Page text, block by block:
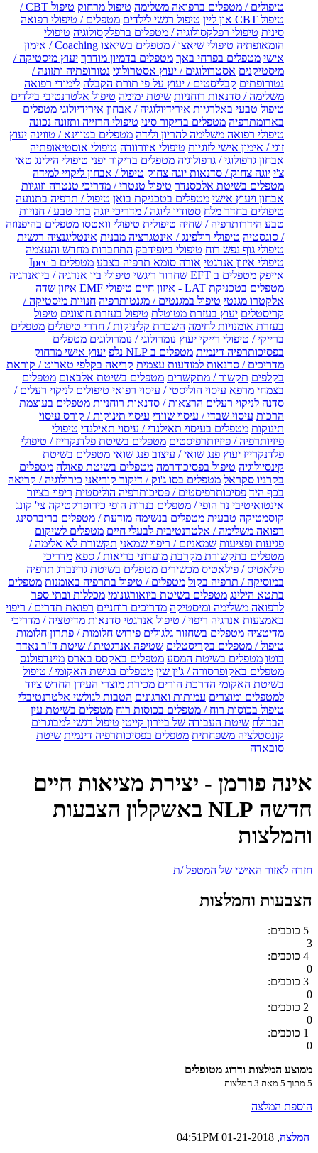
טיפולים / מטפלים ברפואה משלימה טיפול מרחוק
טיפול CBT /
טיפול CBT און ליין
טיפול רגשי לילדים מטפלים / טיפולי רפואה
סינית טיפולי רפלקסולוגיה / מטפלים ברפלקסולוגיה טיפולי
הומאופתיה טיפולי שיאצו / מטפלים בשיאצו
Coaching / אימון
אישי מטפלים בפרחי באך מטפלים בדמיון מודרך יעוץ מיסטיקה /
מיסטיקנים אסטרולוגים / יעוץ אסטרולוגי נטורופתיה ותזונה /
נטורופתים קבליסטים / יעוץ על פי תורת הקבלה לימודי רפואה
משלימה / סדנאות רוחניות שיטת ימימה טיפול אלטרנטיבי בילדים
טיפול טבעי באלרגיות אירידיולוגיה / אבחון אירידיולוגי מטפלים
בארומתרפיה מטפלים בדיקור סיני טיפולי הרזייה ותזונה נכונה
טיפולי רפואה משלימה להריון ולידה מטפלים בטווינא / טווינה יעוץ
זוגי / אימון אישי לזוגיות טיפולי איורוודה טיפולי אוסטיאופתיה
אבחון גרפולוגי / גרפולוגיה מטפלים בדיקור יפני טיפולי הילינג טאי
צ'י יוגה צחוק / סדנאות יוגה צחוק טיפול / אבחון ליקויי למידה
מטפלים בשיטת אלכסנדר טיפול טנטרי / מדריכי טנטרה וזוגיות
אבחון ויעוץ אישי מטפלים בטכניקת בואן טיפול / תרפיה בתנועה
טיפולים בחדר מלח סטודיו ליוגה / מדריכי יוגה בתי טבע / חנויות
טבע הידרותרפיה / שחיה טיפולית טיפולי וואטסו מטפלים בהיפנוזה
/ סוגסטיה טיפולי רולפינג / אינטגרציה מבנית אינטליגנציה רגשית
טיפולי גוף נפש רוח טיפולי ביופידבק התחברות מחדש והעצמה
טיפולי איזון אנרגטי אורה סומא תרפיה בצבע
מטפלים ב Ipec
אייפק מטפלים ב EFT שחרור ריגשי
טיפולי ביו אנרגיה / ביואנרגיה
מטפלים בטכניקת LAT - איזון חיים
טיפולי EMF איזון שדה
אלקטרו מגנטי טיפול במגנטים / מגנטותרפיה חנויות מיסטיקה /
קריסטלים יעוץ בעזרת מטוטלת טיפול בעזרת חוצונים טיפול
בעזרת אומנויות לחימה השכרת קליניקות / חדרי טיפולים מטפלים
ברייקי / טיפולי רייקי יעוץ נומרולוגי / נומרולוגים מטפלים
בפסיכותרפיה דינמית מטפלים ב NLP נלפ
יעוץ אישי מרחוק
מדריכים / סדנאות למודעות עצמית קריאה בקלפי טארוט / קוראת
בקלפים תקשור / מתקשרים מטפלים בשיטת אלבאום מטפלים
בצמחי מרפא עיסוי הוליסטי / עיסוי רפואי טיפולים לניקוי רעלים /
סדנה לניקוי רעלים הרצאות / סדנאות רוחניות מטפלים בעוצמת
הרכות עיסוי שבדי / עיסוי שוודי עיסוי תינוקות / קורס עיסוי
תינוקות מטפלים בעיסוי תאילנדי / עיסוי תאילנדי טיפולי
פיזיותרפיה / פיזיותרפיסטים מטפלים בשיטת פלדנקרייז / טיפולי
פלדנקרייז יעוץ פנג שואי / עיצוב פנג שואי מטפלים בשיטת
קינסיולוגיה טיפול בפסיכודרמה מטפלים בשיטת פאולה מטפלים
בקרניו סקראל מטפלים בסו ג'וק / דיקור קוריאני כירולוגיה / קריאה
בכף היד פסיכותרפיסטים / פסיכותרפיה הוליסטית ריפוי בציור
אינטואיטיבי נר הופי / מטפלים בנרות הופי כירופרקטיקה צי' קונג
קוסמטיקה טבעית מטפלים בנשימה מודעת / מטפלים בריברסינג
רפואה משלימה / אלטרנטיבית לבעלי חיים מטפלים לשיקום
פגיעות ופציעות שמאניזם / ריפוי שמאני תקשורת לא אלימה /
מטפלים בתקשורת מקרבת מועדוני בריאות / ספא מדריכי
פילאטיס / פילאטיס מכשירים מטפלים בשיטת גרינברג תרפיה
במוסיקה / תרפיה בקול מטפלים / טיפול בתרפיה באומנות מטפלים
בתטא הילינג מטפלים בשיטת ביואורגונומי מכללות ובתי ספר
לרפואה משלימה ומיסטיקה מדריכים רוחניים רפואת תדרים / ריפוי
באמצעות אנרגיה ריפוי / טיפול אנרגטי סדנאות מדיטציה / מדריכי
מדיטציה מטפלים בשחזור גלגולים פירוש חלומות / פתרון חלומות
טיפול / מטפלים בקריסטלים שטיפה אנרגטית / שיטת ד"ר נאדר
בוטו מטפלים בשיטת המסע מטפלים באקסס בארס מיינדפולנס
מטפלים באקופרסורה / ג'ין שין מטפלים בגישת האקומי / טיפול
בשיטת האקומי הדרכת הורים מכירת מוצרי העידן החדש ציוד
למטפלים ומוצרים עמותות וארגונים הטבות לגולשי אלטרנטיבלי
טיפול בכוסות רוח / מטפלים בכוסות רוח מטפלים בשיטת עין
הבדולח שיטת העבודה של ביירון קייטי טיפול רגשי למבוגרים
קונסטלציה משפחתית מטפלים בפסיכותרפיה דינמית שיטת
סובאדה
אינה פורמן - יצירת מציאות חיים
חדשה NLP באשקלון הצבעות
והמלצות
חזרה לאזור האישי של המטפל /ת
הצבעות והמלצות
5 כוכבים:
3
4 כוכבים:
0
3 כוכבים:
0
2 כוכבים:
0
1 כוכבים:
0
ממוצע המלצות ודרוג מטופלים
5 מתוך 5 מאת 3 המלצות.
הוספת המלצה
המלצה, 01-21-2018 04:51PM